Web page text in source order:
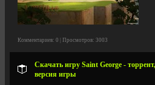
Комментариев: 0 | Просмотров: 3003
Скачать игру Saint George -
версия игры